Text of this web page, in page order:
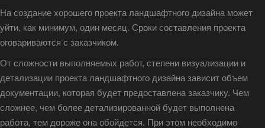
На создание хорошего проекта ландшафтного дизайна может
уйти, как минимум, один месяц. Сроки составления проекта
оговариваются с заказчиком.
От сложности выполняемых работ, степени визуализации и
детализации проекта ландшафтного дизайна зависит объем
документации, которая будет предоставлена заказчику. Чем
сложнее, чем более детализированной будет выполнена
работа, тем дороже она обойдется. При этом необходимо